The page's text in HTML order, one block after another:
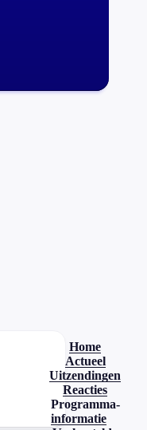
Home
Actueel
Uitzendingen
Reacties
Programma-
informatie